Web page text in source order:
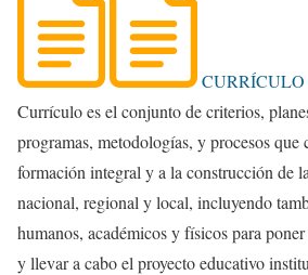
CURRÍCULO
Currículo es el conjunto de criterios,
programas, metodologías, y procesos que
formación integral y a la construcción de
nacional, regional y local, incluyendo
humanos, académicos y físicos para
y llevar a cabo el proyecto educativo